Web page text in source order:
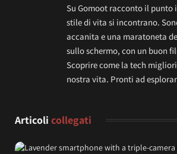
Su Gomoot racconto il punto
stile di vita si incontrano.
accanita e una maratoneta
sullo schermo, con un buon
Scoprire come la tech
nostra vita. Pronti ad
Articoli collegati